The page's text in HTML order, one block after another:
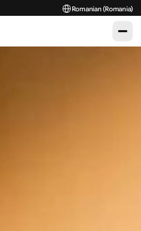
Select Language
Romanian (Romania)